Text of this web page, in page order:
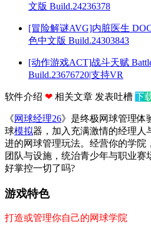
文版 Build.24236378
[冒险解谜AVG]内脏医生
色中文版 Build.24303843
[动作游戏ACT]战斗天赋
Build.23676720|支持VR
软件介绍 ❤ 相关文章 发表吐槽 下
《网球经理26》是终极网球管理体
球模拟器，加入充满激情的经理人
进的网球管理玩法。经营你的学院
团队与设施，统治青少年与职业赛
好掌控一切了吗?
游戏特色
打造或管理你自己的网球学院